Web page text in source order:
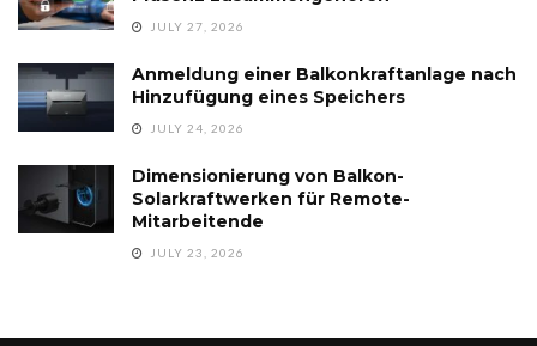
JULY 27, 2026
Anmeldung einer Balkonkraftanlage nach
Hinzufügung eines Speichers
JULY 24, 2026
Dimensionierung von Balkon-
Solarkraftwerken für Remote-
Mitarbeitende
JULY 23, 2026